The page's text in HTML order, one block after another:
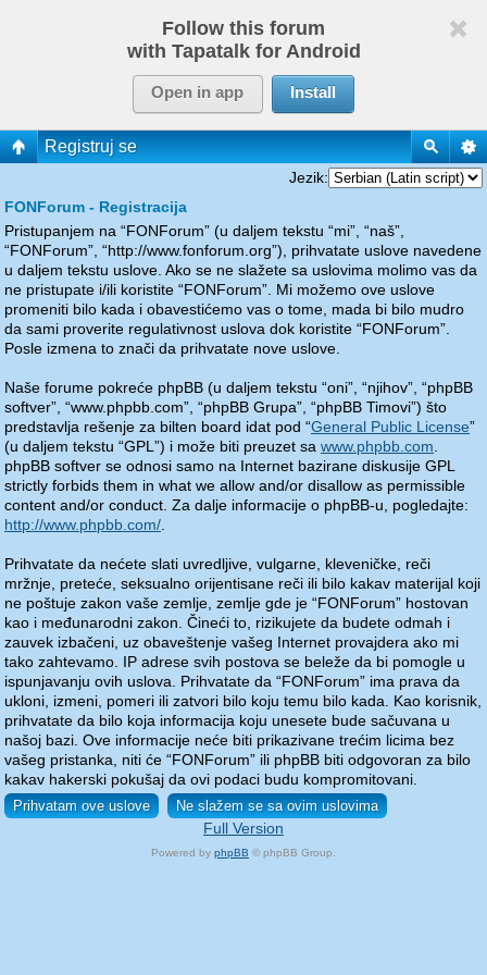
Follow this forum
with Tapatalk for Android
Open in app Install
Registruj se
Jezik:
FONForum - Registracija
Pristupanjem na “FONForum” (u daljem tekstu “mi”, “naš”,
“FONForum”, “http://www.fonforum.org”), prihvatate uslove navedene
u daljem tekstu uslove. Ako se ne slažete sa uslovima molimo vas da
ne pristupate i/ili koristite “FONForum”. Mi možemo ove uslove
promeniti bilo kada i obavestićemo vas o tome, mada bi bilo mudro
da sami proverite regulativnost uslova dok koristite “FONForum”.
Posle izmena to znači da prihvatate nove uslove.
Naše forume pokreće phpBB (u daljem tekstu “oni”, “njihov”, “phpBB
softver”, “www.phpbb.com”, “phpBB Grupa”, “phpBB Timovi”) što
predstavlja rešenje za bilten board idat pod “General Public License”
(u daljem tekstu “GPL”) i može biti preuzet sa www.phpbb.com
phpBB softver se odnosi samo na Internet bazirane diskusije GPL
strictly forbids them in what we allow and/or disallow as permissible
content and/or conduct. Za dalje informacije o phpBB-u, pogledajte:
http://www.phpbb.com/
Prihvatate da nećete slati uvredljive, vulgarne, kleveničke, reči
mržnje, preteće, seksualno orijentisane reči ili bilo kakav materijal koji
ne poštuje zakon vaše zemlje, zemlje gde je “FONForum” hostovan
kao i međunarodni zakon. Čineći to, rizikujete da budete odmah i
zauvek izbačeni, uz obaveštenje vašeg Internet provajdera ako mi
tako zahtevamo. IP adrese svih postova se beleže da bi pomogle u
ispunjavanju ovih uslova. Prihvatate da “FONForum” ima prava da
ukloni, izmeni, pomeri ili zatvori bilo koju temu bilo kada. Kao korisnik,
prihvatate da bilo koja informacija koju unesete bude sačuvana u
našoj bazi. Ove informacije neće biti prikazivane trećim licima bez
vašeg pristanka, niti će “FONForum” ili phpBB biti odgovoran za bilo
kakav hakerski pokušaj da ovi podaci budu kompromitovani.
Full Version
Powered by phpBB © phpBB Group.